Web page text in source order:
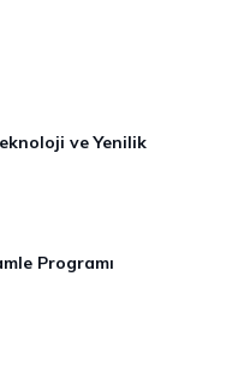
ve Yenilik
Programı